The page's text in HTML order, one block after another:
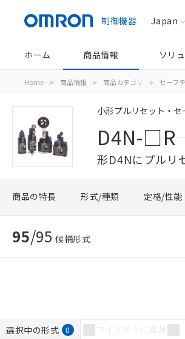
制御機器 Japan
ホーム 商品情報 ソリ
Home > 商品情報 > 商品カテゴリ > セーフ
小形プルリセット・
D4N-□R
形D4Nにプルリ
商品の特長 形式/種類 定格/性能
95/95 候補形式
選択中の形式 0 マイリストに追加